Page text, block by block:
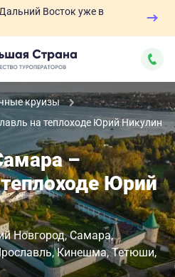
Восток уже в
круизы
на теплоходе Юрий Никулин
–
Юрий
Новгород Самара
Кинешма Тетюши